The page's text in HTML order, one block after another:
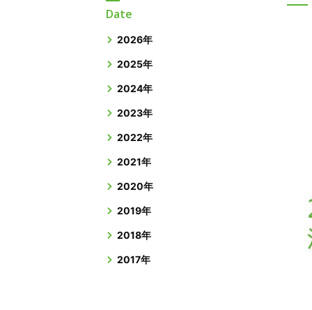
Date
2026年
2025年
2024年
2023年
2022年
2021年
2020年
2019年
2018年
2017年